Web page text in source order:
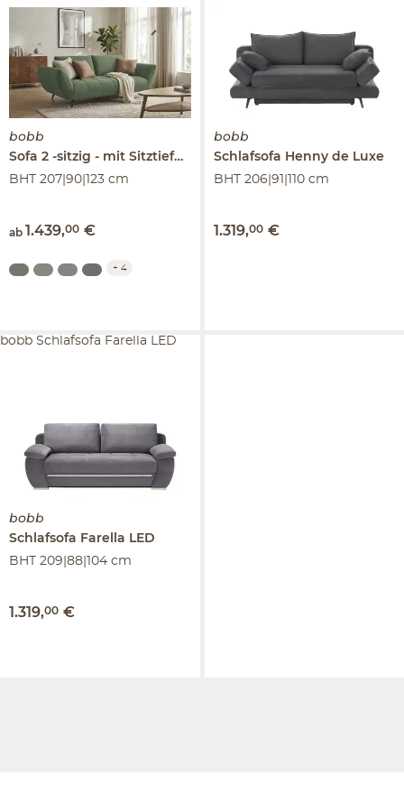
bobb
Sofa 2 -sitzig mit Sitztiefenverstellung
Carly
BHT 207|90|123 cm
ab 1.439,00 €
+ 4
bobb
Schlafsofa Henny de Luxe
BHT 206|91|110 cm
1.319,00 €
bobb
Schlafsofa Farella LED
BHT 209|88|104 cm
1.319,00 €
bobb Schlafsofa Farella LED